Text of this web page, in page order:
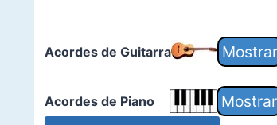
Acordes de Guitarra
Acordes de Piano